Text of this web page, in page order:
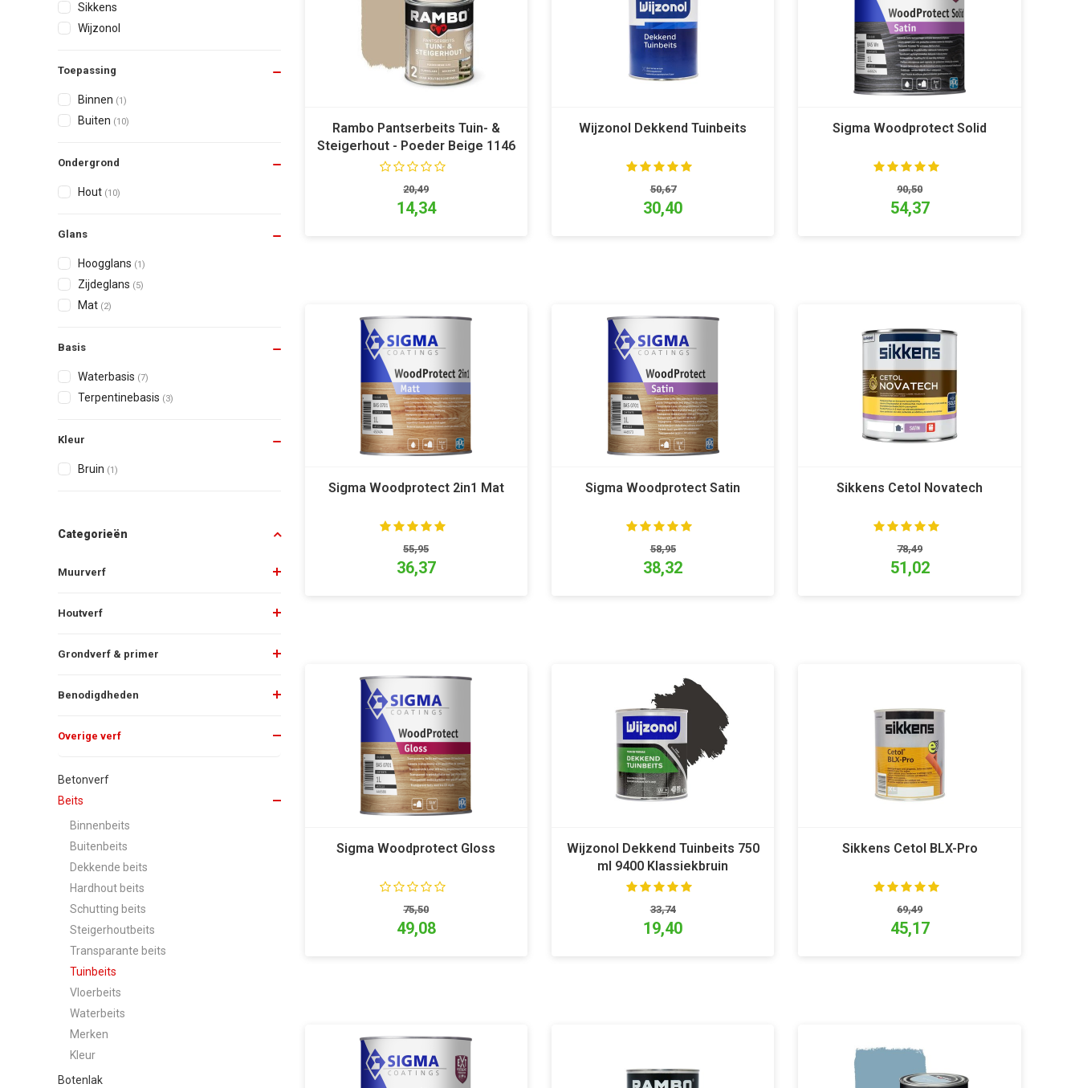
Sikkens
Wijzonol
Toepassing
Binnen (1)
Buiten (10)
Ondergrond
Hout (10)
Glans
Hoogglans (1)
Zijdeglans (5)
Mat (2)
Basis
Waterbasis (7)
Terpentinebasis (3)
Kleur
Bruin (1)
Categorieën
Muurverf
Houtverf
Grondverf & primer
Benodigdheden
Overige verf
Betonverf
Beits
Binnenbeits
Buitenbeits
Dekkende beits
Hardhout beits
Schutting beits
Steigerhoutbeits
Transparante beits
Tuinbeits
Vloerbeits
Waterbeits
Merken
Kleur
Botenlak
Rambo Pantserbeits Tuin- &
Steigerhout - Poeder Beige 1146
20,49
14,34
Wijzonol Dekkend Tuinbeits
50,67
30,40
Sigma Woodprotect Solid
90,50
54,37
Sigma Woodprotect 2in1 Mat
55,95
36,37
Sigma Woodprotect Satin
58,95
38,32
Sikkens Cetol Novatech
78,49
51,02
Sigma Woodprotect Gloss
75,50
49,08
Wijzonol Dekkend Tuinbeits 750
ml 9400 Klassiekbruin
33,74
19,40
Sikkens Cetol BLX-Pro
69,49
45,17